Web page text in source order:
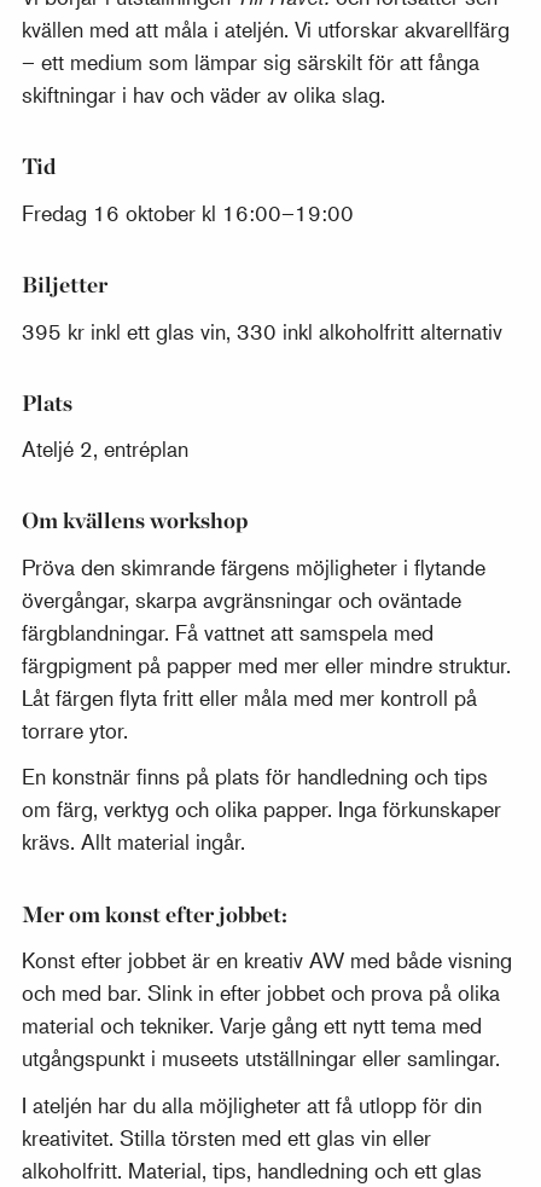
kvällen med att måla i ateljén. Vi utforskar akvarellfärg
– ett medium som lämpar sig särskilt för att fånga
skiftningar i hav och väder av olika slag.
Tid
Fredag 16 oktober kl 16:00–19:00
Biljetter
395 kr inkl ett glas vin, 330 inkl alkoholfritt alternativ
Plats
Ateljé 2, entréplan
Om kvällens workshop
Pröva den skimrande färgens möjligheter i flytande
övergångar, skarpa avgränsningar och oväntade
färgblandningar. Få vattnet att samspela med
färgpigment på papper med mer eller mindre struktur.
Låt färgen flyta fritt eller måla med mer kontroll på
torrare ytor.
En konstnär finns på plats för handledning och tips
om färg, verktyg och olika papper. Inga förkunskaper
krävs. Allt material ingår.
Mer om konst efter jobbet:
Konst efter jobbet är en kreativ AW med både visning
och med bar. Slink in efter jobbet och prova på olika
material och tekniker. Varje gång ett nytt tema med
utgångspunkt i museets utställningar eller samlingar.
I ateljén har du alla möjligheter att få utlopp för din
kreativitet. Stilla törsten med ett glas vin eller
alkoholfritt. Material, tips, handledning och ett glas